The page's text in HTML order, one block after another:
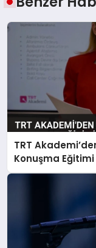
TRT
Konuşma Eğitimi